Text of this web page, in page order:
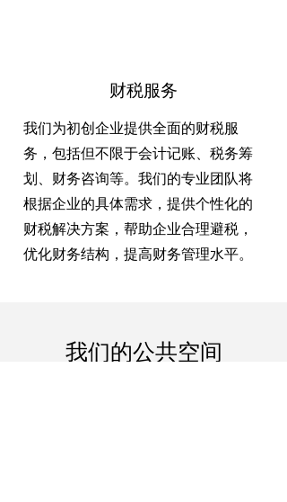
财税服务
我们为初创企业提供全面的财税服
务，包括但不限于会计记账、税务筹
划、财务咨询等。我们的专业团队将
根据企业的具体需求，提供个性化的
财税解决方案，帮助企业合理避税，
优化财务结构，提高财务管理水平。
我们的公共空间